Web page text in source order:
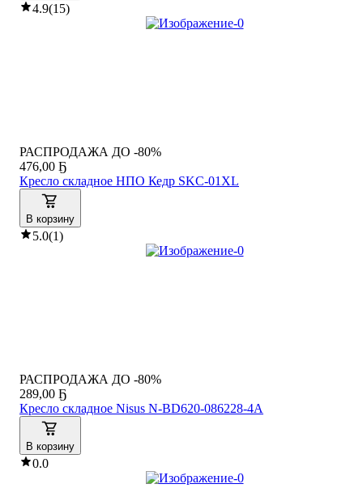
4.9(15)
РАСПРОДАЖА ДО -80%
476,00 Ҕ
Кресло складное НПО Кедр SKC-01XL
В корзину
5.0(1)
РАСПРОДАЖА ДО -80%
289,00 Ҕ
Кресло складное Nisus N-BD620-086228-4A
В корзину
0.0